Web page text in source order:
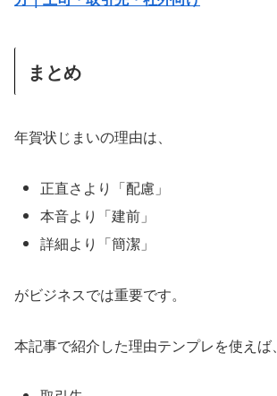
まとめ
年賀状じまいの理由は、
正直さより「配慮」
本音より「建前」
詳細より「簡潔」
がビジネスでは重要です。
本記事で紹介した理由テンプレを使えば、